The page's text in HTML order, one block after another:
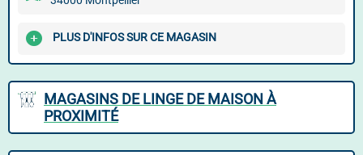
PLUS D'INFOS SUR CE MAGASIN
MAGASINS DE LINGE DE MAISON À
PROXIMITÉ